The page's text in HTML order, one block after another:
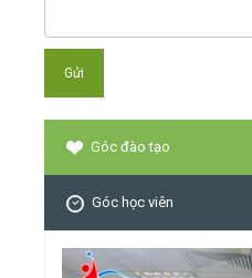
Góc đào tạo
Góc học viên